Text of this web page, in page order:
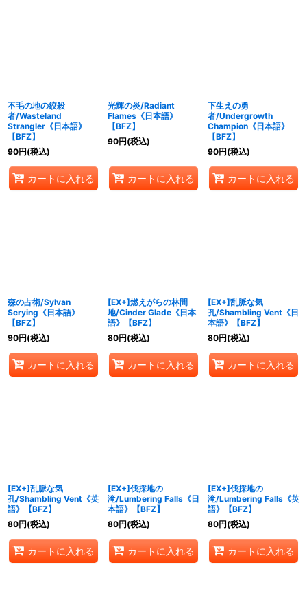
不毛の地の絞殺
者/Wasteland
Strangler《日本語》
【BFZ】
90円(税込)
カートに入れる
光輝の炎/Radiant
Flames《日本語》
【BFZ】
90円(税込)
カートに入れる
下生えの勇
者/Undergrowth
Champion《日本語》
【BFZ】
90円(税込)
カートに入れる
森の占術/Sylvan
Scrying《日本語》
【BFZ】
90円(税込)
カートに入れる
[EX+]燃えがらの林間
地/Cinder Glade《日本
語》【BFZ】
80円(税込)
カートに入れる
[EX+]乱脈な気
孔/Shambling Vent《日
本語》【BFZ】
80円(税込)
カートに入れる
[EX+]乱脈な気
孔/Shambling Vent《英
語》【BFZ】
80円(税込)
カートに入れる
[EX+]伐採地の
滝/Lumbering Falls《日
本語》【BFZ】
80円(税込)
カートに入れる
[EX+]伐採地の
滝/Lumbering Falls《英
語》【BFZ】
80円(税込)
カートに入れる